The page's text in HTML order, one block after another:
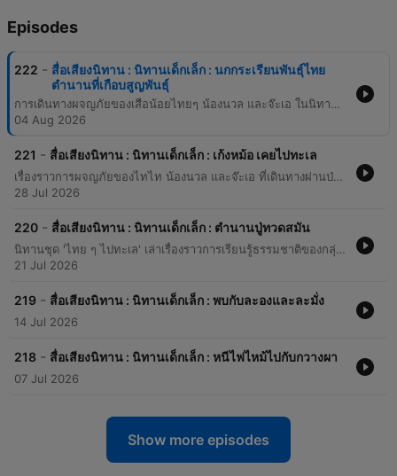
Episodes
222 - สื่อเสียงนิทาน : นิทานเด็กเล็ก : นกกระเรียนพันธุ์ไทย
ตำนานที่เกือบสูญพันธุ์
การเดินทางผจญภัยของเสือน้อยไทยๆ น้องนวล และจ๊ะเอ ในนิทานชุดไทยๆ ไปทะเล โดยในตอนนี้เหล่าตัวละครได้ออกเดินทางผ่านพื้นที่ชุ่มน้ำและพบกับความอุดมสมบูรณ์ของธรรมชาติ เรียนรู้ลักษณะของพื้นที่ชุ่มน้ำจากการแนะนำของพี่เก้งม่อ รวมถึงการเผชิญอุปสรรคเมื่อน้องนวลติดโคลนแต่ได้รับความช่วยเหลือจากเพื่อนร่วมทาง ระหว่างทางพวกเขาได้ค้นพบรอยเท้าสัตว์ขนาดใหญ่และได้พบกับนกกระเรียนพันธุ์ไทยที่มีลักษณะโดดเด่น ทั้งหน้าสีส้มสดและขาแดงอมชมพู ซึ่งนกกระเรียนตัวนี้ยังได้แบ่งปันเรื่องราวความสำคัญของการอนุรักษ์และการที่มนุษย์มีส่วนช่วยในการรักษาเผ่าพันธุ์สัตว์ไม่ให้สูญพันธุ์
04 Aug 2026
221 - สื่อเสียงนิทาน : นิทานเด็กเล็ก : เก้งหม้อ เคยไปทะเล
เรื่องราวการผจญภัยของไทไท น้องนวล และจ๊ะเอ ที่เดินทางผ่านป่าเพื่อไปพบกับพี่เก้งม่อ เพื่อสอบถามข้อมูลเกี่ยวกับลักษณะของทะเลและหาทางเดินทางต่อไป
28 Jul 2026
220 - สื่อเสียงนิทาน : นิทานเด็กเล็ก : ตำนานปู่ทวดสมัน
นิทานชุด 'ไทย ๆ ไปทะเล' เล่าเรื่องราวการเรียนรู้ธรรมชาติของกลุ่มเพื่อนสัตว์ โดยในตอนนี้มีการพูดถึงลักษณะความสวยงามและโศกนาฏกรรมของการสูญพันธุ์ของปุทาทสมัน รวมถึงการเตรียมตัวเดินทางไปพบเก้งหม้อเพื่อเรียนรู้เรื่องราวของทะเล
21 Jul 2026
219 - สื่อเสียงนิทาน : นิทานเด็กเล็ก : พบกับละองและละมั่ง
14 Jul 2026
218 - สื่อเสียงนิทาน : นิทานเด็กเล็ก : หนีไฟไหม้ไปกับกวางผา
07 Jul 2026
Show more episodes